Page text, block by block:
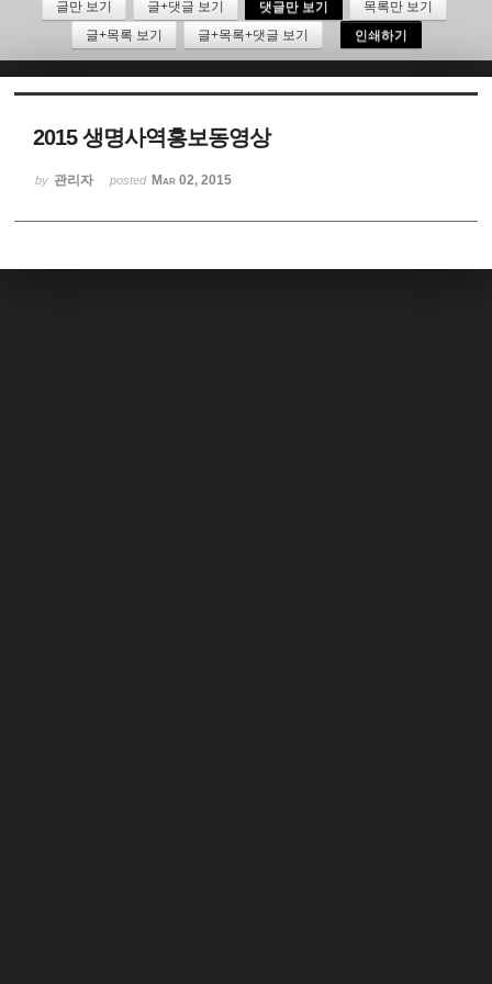
글만 보기 글+댓글 보기 댓글만 보기
목록만 보기
글+목록 보기
글+목록+댓글 보기 인쇄하기
2015 생명사역홍보동영상
by 관리자 posted Mar 02, 2015
Sketchbook5, 스케치북5
Sketchbook5, 스케치북5